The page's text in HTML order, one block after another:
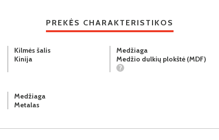
PREKĖS CHARAKTERISTIKOS
Kilmės šalis
Kinija
Medžiaga
Medžio dulkių plokštė (MDF)
?
Medžiaga
Metalas